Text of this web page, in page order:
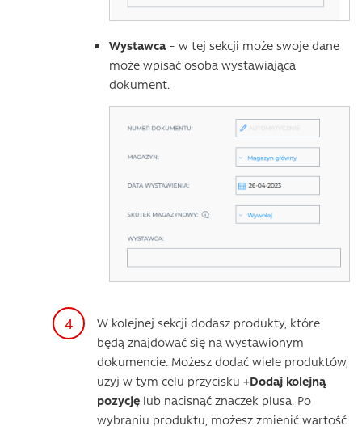
Wystawca– w tej sekcji może swoje dane
może wpisać osoba wystawiająca
dokument.
W kolejnej sekcji dodasz produkty, które
będą znajdować się na wystawionym
dokumencie. Możesz dodać wiele produktów,
użyj w tym celu przycisku +Dodaj kolejną
pozycję lub nacisnąć znaczek plusa. Po
wybraniu produktu, możesz zmienić wartość